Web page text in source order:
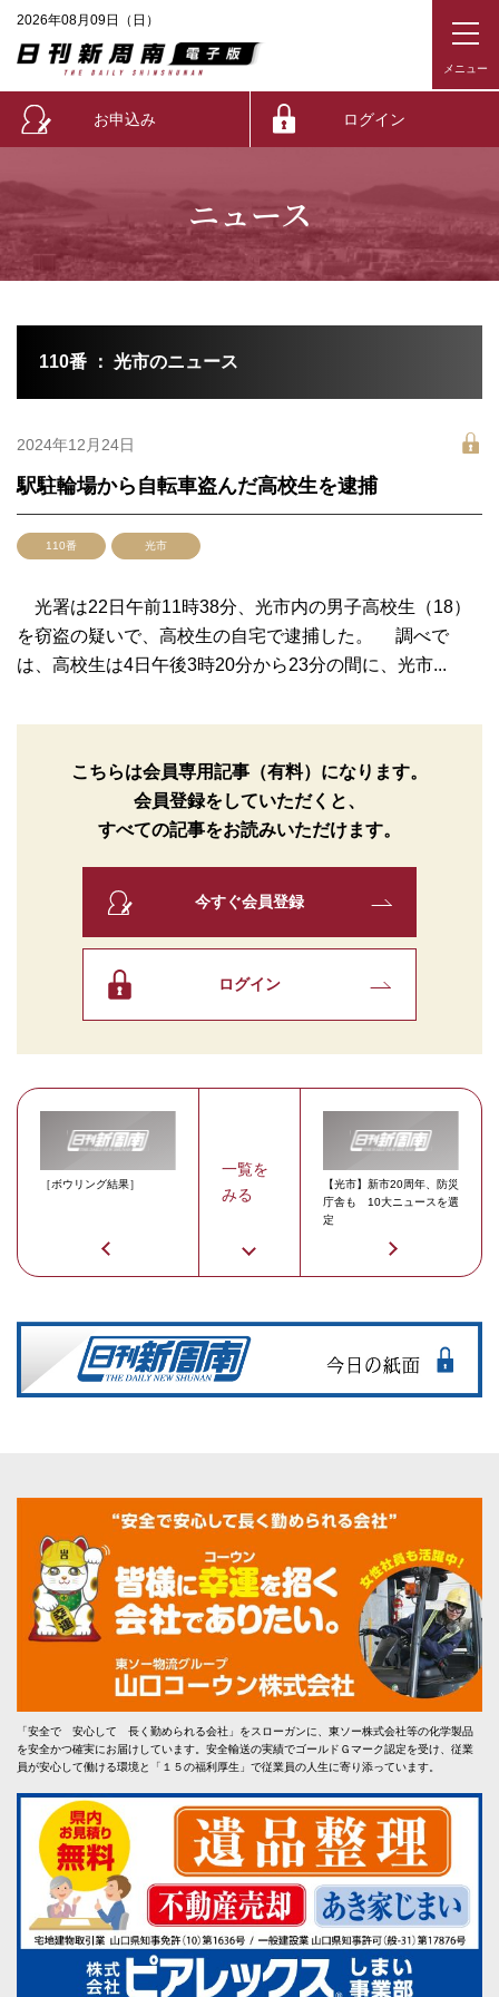
2026年08月09日（日）
お申込み ログイン
ニュース
110番 ： 光市のニュース
2024年12月24日
駅駐輪場から自転車盗んだ高校生を逮捕
110番 光市
光署は22日午前11時38分、光市内の男子高校生（18）
を窃盗の疑いで、高校生の自宅で逮捕した。 調べで
は、高校生は4日午後3時20分から23分の間に、光市...
こちらは会員専用記事（有料）になります。
会員登録をしていただくと、
すべての記事をお読みいただけます。
今すぐ会員登録
ログイン
［ボウリング結果］
一覧を
みる
【光市】新市20周年、防災
庁舎も 10大ニュースを選
定
「安全で 安心して 長く勤められる会社」をスローガンに、東ソー株式会社等の化学製品
を安全かつ確実にお届けしています。安全輸送の実績でゴールドＧマーク認定を受け、従業
員が安心して働ける環境と「１５の福利厚生」で従業員の人生に寄り添っています。